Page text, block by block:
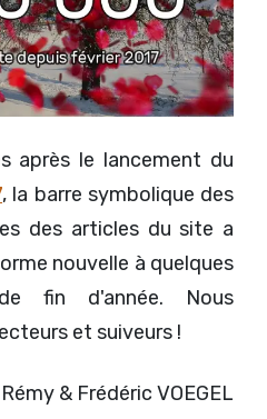
après le lancement du
, la barre symbolique des
des articles du site a
nouvelle à quelques
fin d'année. Nous
et suiveurs !
Rémy & Frédéric VOEGEL